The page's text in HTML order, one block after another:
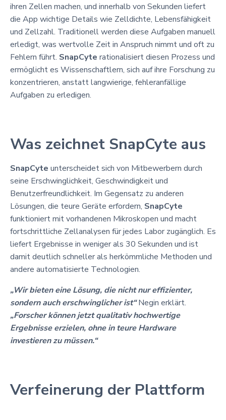
ihren Zellen machen, und innerhalb von Sekunden liefert
die App wichtige Details wie Zelldichte, Lebensfähigkeit
und Zellzahl. Traditionell werden diese Aufgaben manuell
erledigt, was wertvolle Zeit in Anspruch nimmt und oft zu
Fehlern führt. SnapCyte rationalisiert diesen Prozess und
ermöglicht es Wissenschaftlern, sich auf ihre Forschung zu
konzentrieren, anstatt langwierige, fehleranfällige
Aufgaben zu erledigen.
Was zeichnet SnapCyte aus
SnapCyte unterscheidet sich von Mitbewerbern durch
seine Erschwinglichkeit, Geschwindigkeit und
Benutzerfreundlichkeit. Im Gegensatz zu anderen
Lösungen, die teure Geräte erfordern, SnapCyte
funktioniert mit vorhandenen Mikroskopen und macht
fortschrittliche Zellanalysen für jedes Labor zugänglich. Es
liefert Ergebnisse in weniger als 30 Sekunden und ist
damit deutlich schneller als herkömmliche Methoden und
andere automatisierte Technologien.
„Wir bieten eine Lösung, die nicht nur effizienter,
sondern auch erschwinglicher ist“Negin erklärt.
„Forscher können jetzt qualitativ hochwertige
Ergebnisse erzielen, ohne in teure Hardware
investieren zu müssen.“
Verfeinerung der Plattform